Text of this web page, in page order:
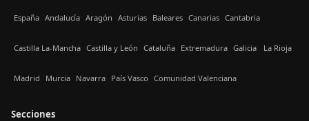
España Andalucía Aragón Asturias Baleares Canarias Cantabria
Castilla La-Mancha Castilla y León Cataluña Extremadura Galicia La Rioja
Madrid Murcia Navarra País Vasco Comunidad Valenciana
Secciones